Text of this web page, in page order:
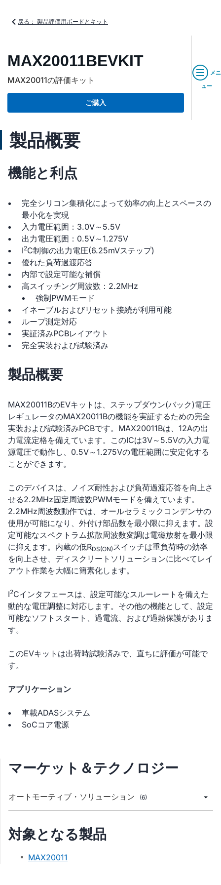
戻る： 製品評価用ボードとキット
MAX20011BEVKIT
MAX20011の評価キット
ご購入
メニ
ュー
製品概要
機能と利点
完全シリコン集積化によって効率の向上とスペースの
最小化を実現
入力電圧範囲：3.0V～5.5V
出力電圧範囲：0.5V～1.275V
I2C制御の出力電圧(6.25mVステップ)
優れた負荷過渡応答
内部で設定可能な補償
高スイッチング周波数：2.2MHz
強制PWMモード
イネーブルおよびリセット接続が利用可能
ループ測定対応
実証済みPCBレイアウト
完全実装および試験済み
製品概要
MAX20011BのEVキットは、ステップダウン(バック)電圧
レギュレータのMAX20011Bの機能を実証するための完全
実装および試験済みPCBです。MAX20011Bは、12Aの出
力電流定格を備えています。このICは3V～5.5Vの入力電
源電圧で動作し、0.5V～1.275Vの電圧範囲に安定化する
ことができます。
このデバイスは、ノイズ耐性および負荷過渡応答を向上さ
せる2.2MHz固定周波数PWMモードを備えています。
2.2MHz周波数動作では、オールセラミックコンデンサの
使用が可能になり、外付け部品数を最小限に抑えます。設
定可能なスペクトラム拡散周波数変調は電磁放射を最小限
に抑えます。内蔵の低RDS(ON)スイッチは重負荷時の効率
を向上させ、ディスクリートソリューションに比べてレイ
アウト作業を大幅に簡素化します。
I2Cインタフェースは、設定可能なスルーレートを備えた
動的な電圧調整に対応します。その他の機能として、設定
可能なソフトスタート、過電流、および過熱保護がありま
す。
このEVキットは出荷時試験済みで、直ちに評価が可能で
す。
アプリケーション
車載ADASシステム
SoCコア電源
マーケット＆テクノロジー
オートモーティブ・ソリューション (6)
対象となる製品
MAX20011